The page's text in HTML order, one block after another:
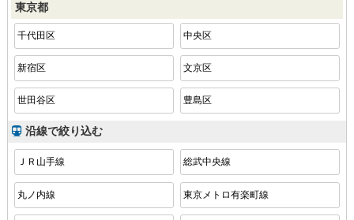
東京都
千代田区 中央区
新宿区 文京区
世田谷区 豊島区
沿線で絞り込む
ＪＲ山手線 総武中央線
丸ノ内線 東京メトロ有楽町線